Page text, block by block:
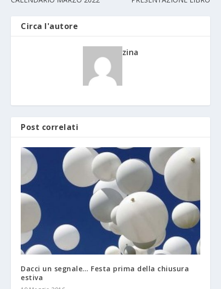
Circa l'autore
zina
Post correlati
Dacci un segnale… Festa prima della chiusura
estiva